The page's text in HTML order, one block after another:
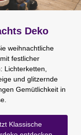
Deko
weihnachtliche
festlicher
Lichterketten,
und glitzernde
Gemütlichkeit in
Klassische